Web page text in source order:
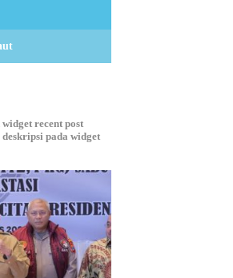
recent post
pada widget